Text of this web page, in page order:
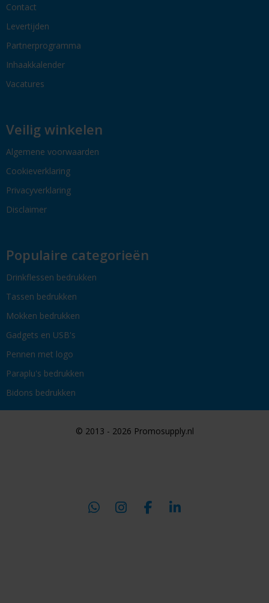
Contact
Levertijden
Partnerprogramma
Inhaakkalender
Vacatures
Veilig winkelen
Algemene voorwaarden
Cookieverklaring
Privacyverklaring
Disclaimer
Populaire categorieën
Drinkflessen bedrukken
Tassen bedrukken
Mokken bedrukken
Gadgets en USB's
Pennen met logo
Paraplu's bedrukken
Bidons bedrukken
© 2013 - 2026 Promosupply.nl